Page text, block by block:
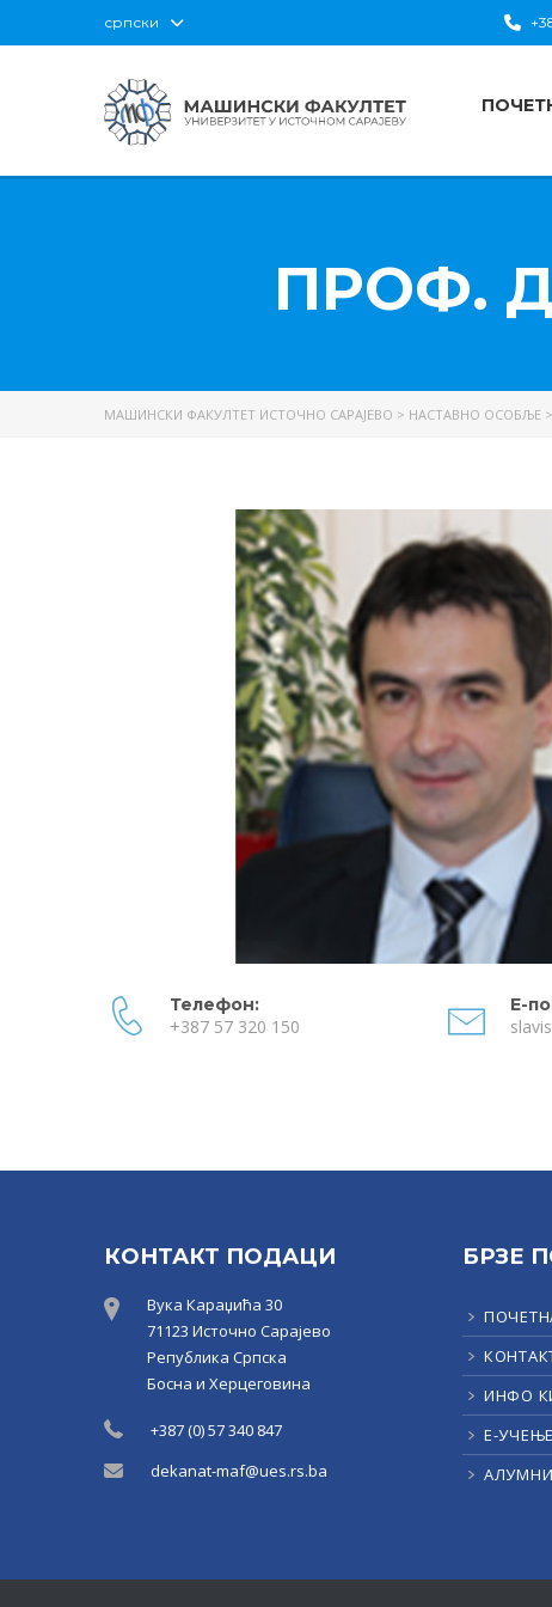
српски
ПРОФ.
МАШИНСКИ ФАКУЛТЕТ ИСТОЧНО САРАЈЕВО > НАСТАВНО ОСОБЉЕ >
Телефон:
+387 57 320 150
Е-
КОНТАКТ ПОДАЦИ
Вука Караџића 30
71123 Источно Сарајево
Република Српска
Босна и Херцеговина
+387 (0) 57 340 847
dekanat-maf@ues.rs.ba
БРЗЕ
ИНФО
Е-УЧЕЊЕ
АЛУМНИ